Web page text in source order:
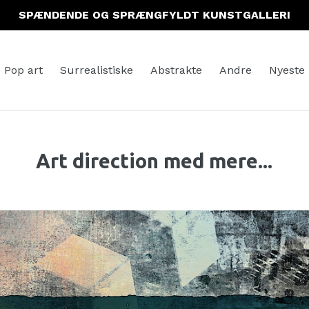
SPÆNDENDE OG SPRÆNGFYLDT KUNSTGALLERI
Pop art Surrealistiske Abstrakte Andre Nyeste
Art direction med mere...